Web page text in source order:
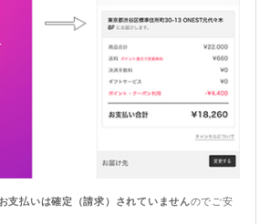
支払いは確定（請求）されていませんのでご安